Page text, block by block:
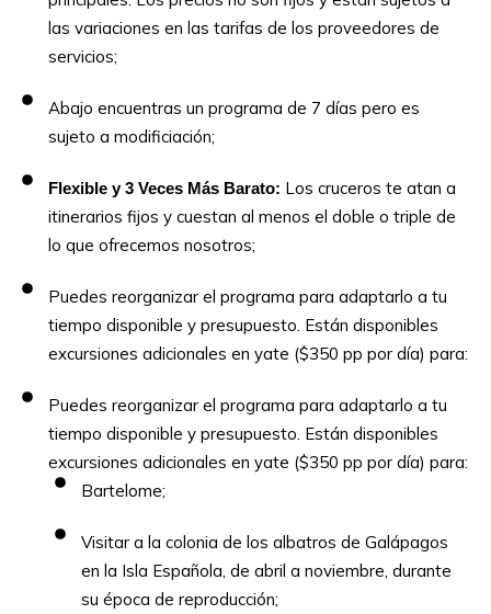
las variaciones en las tarifas de los proveedores de
servicios;
Abajo encuentras un programa de 7 días pero es
sujeto a modificiación;
Flexible y 3 Veces Más Barato: Los cruceros te atan a
itinerarios fijos y cuestan al menos el doble o triple de
lo que ofrecemos nosotros;
Puedes reorganizar el programa para adaptarlo a tu
tiempo disponible y presupuesto. Están disponibles
excursiones adicionales en yate ($350 pp por día) para:
Puedes reorganizar el programa para adaptarlo a tu
tiempo disponible y presupuesto. Están disponibles
excursiones adicionales en yate ($350 pp por día) para:
Bartelome;
Visitar a la colonia de los albatros de Galápagos
en la Isla Española, de abril a noviembre, durante
su época de reproducción;